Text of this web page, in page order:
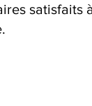
satisfaits